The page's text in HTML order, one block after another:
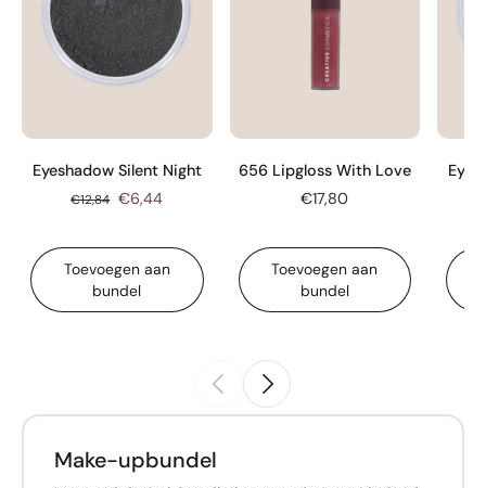
Eyeshadow Silent Night
€12,84 €6,44
Toevoegen aan
bundel
656 Lipgloss With Love
€17,80
Toevoegen aan
bundel
Make-upbundel